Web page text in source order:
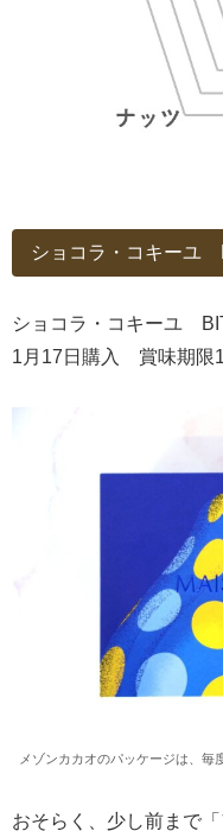
ショコラ・コキーユ
ショコラ・コキーユ
1月17日購入 賞味期限
メゾンカカオのパッケージは、毎
おそらく、少し前まで